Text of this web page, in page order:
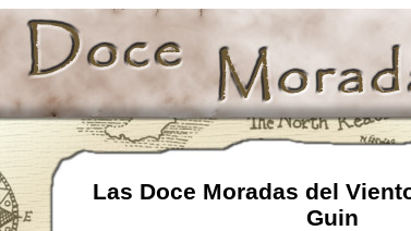
Las Doce Moradas del
Guin